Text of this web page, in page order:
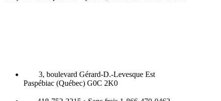
3, boulevard Gérard-D.-Levesque Est
Paspébiac (Québec) G0C 2K0